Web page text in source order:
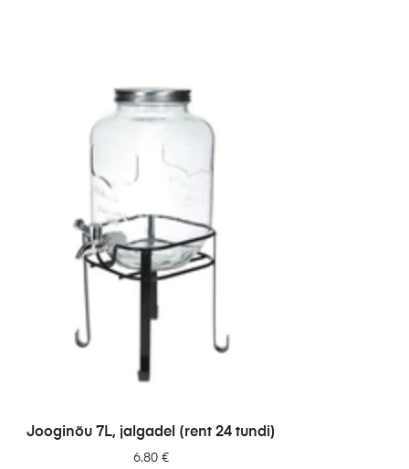
LISA PÄRINGUSSE
Jooginõu 7L, jalgadel (rent 24 tundi)
6.80€